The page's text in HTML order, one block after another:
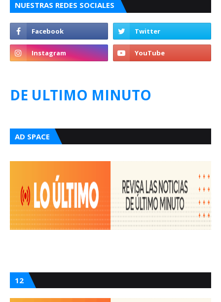
NUESTRAS REDES SOCIALES
DE ULTIMO MINUTO
AD SPACE
12